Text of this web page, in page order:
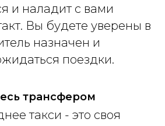
и наладит с вами
Вы будете уверены в
назначен и
поездки.
трансфером
такси - это своя